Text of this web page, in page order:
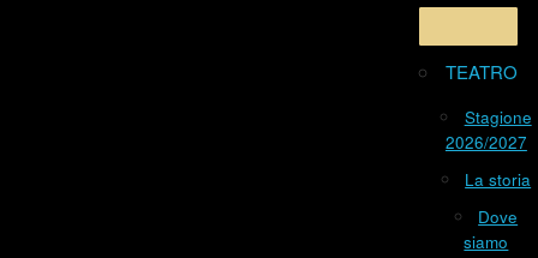
TEATRO
Stagione
2026/2027
La storia
Dove
siamo